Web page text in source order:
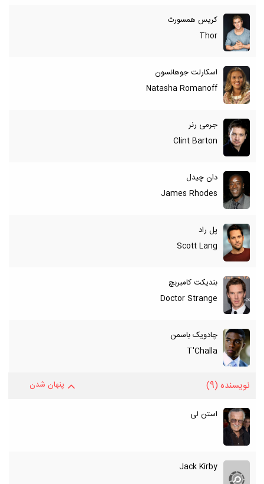
کریس همسورث
Thor
اسکارلت جوهانسون
Natasha Romanoff
جرمی رنر
Clint Barton
دان چیدل
James Rhodes
پل راد
Scott Lang
بندیکت کامبربچ
Doctor Strange
چادویک باسمن
T'Challa
نویسنده (9) پنهان شدن
استن لی
Jack Kirby